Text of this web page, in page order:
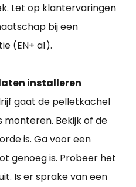
. Let op klantervaringen
bij een
(EN+ a1).
installeren
gaat de pelletkachel
monteren. Bekijk of de
is. Ga voor een
genoeg is. Probeer het
Is er sprake van een